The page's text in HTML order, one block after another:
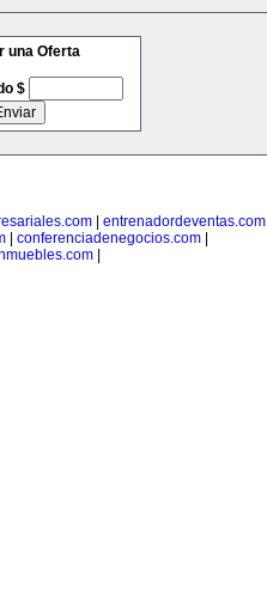
una Oferta
$
entrenadordeventas.com
conferenciadenegocios.com